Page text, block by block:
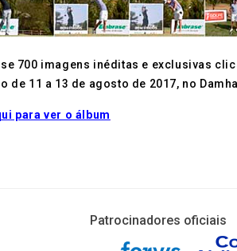
700 imagens inéditas e exclusivas
de 11 a 13 de agosto de 2017, no
para ver o álbum
Patrocinadores oficiais